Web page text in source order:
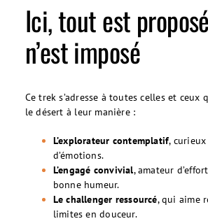
Ici, tout est
n’est imposé
Ce trek s’adresse à toutes celles et
le désert à leur manière :
L’explorateur contemplatif,
d’émotions.
L’engagé convivial, amateur
bonne humeur.
Le challenger ressourcé, qui aime
limites en douceur.